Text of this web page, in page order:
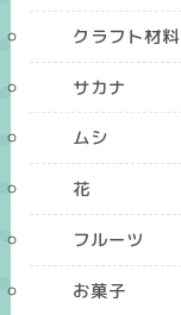
クラフト材料
サカナ
ムシ
花
フルーツ
お菓子